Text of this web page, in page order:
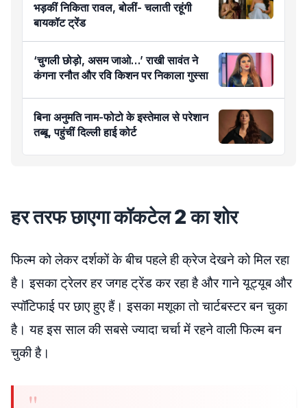
भड़कीं निकिता रावल, बोलीं- चलाती रहूंगी
बायकॉट ट्रेंड
‘चुगली छोड़ो, असम जाओ…’ राखी सावंत ने
कंगना रनौत और रवि किशन पर निकाला गुस्सा
बिना अनुमति नाम-फोटो के इस्तेमाल से परेशान
तब्बू, पहुंचीं दिल्ली हाई कोर्ट
हर तरफ छाएगा कॉकटेल 2 का शोर
फिल्म को लेकर दर्शकों के बीच पहले ही क्रेज देखने को मिल रहा
है। इसका ट्रेलर हर जगह ट्रेंड कर रहा है और गाने यूट्यूब और
स्पॉटिफाई पर छाए हुए हैं। इसका मशूका तो चार्टबस्टर बन चुका
है। यह इस साल की सबसे ज्यादा चर्चा में रहने वाली फिल्म बन
चुकी है।